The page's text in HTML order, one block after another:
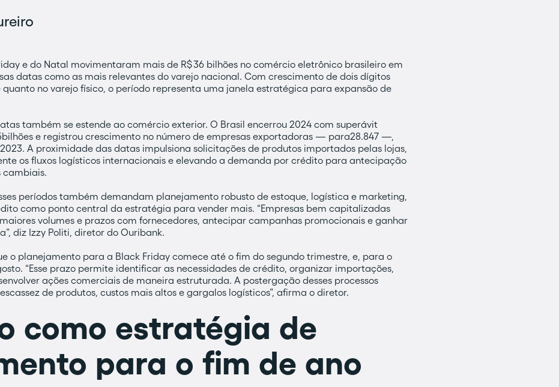
e do Natal movimentaram mais de R$ 36 bilhões no comércio eletrônico brasileiro em
datas como as mais relevantes do varejo nacional. Com crescimento de dois dígitos
no varejo físico, o período representa uma janela estratégica para expansão de
também se estende ao comércio exterior. O Brasil encerrou 2024 com superávit
e registrou crescimento no número de empresas exportadoras — para28.847 —,
2023. A proximidade das datas impulsiona solicitações de produtos importados pelas lojas,
os fluxos logísticos internacionais e elevando a demanda por crédito para antecipação
cambiais.
períodos também demandam planejamento robusto de estoque, logística e marketing,
como ponto central da estratégia para vender mais. “Empresas bem capitalizadas
volumes e prazos com fornecedores, antecipar campanhas promocionais e ganhar
diz Izzy Politi, diretor do Ouribank.
o planejamento para a Black Friday comece até o fim do segundo trimestre, e, para o
“Esse prazo permite identificar as necessidades de crédito, organizar importações,
ações comerciais de maneira estruturada. A postergação desses processos
de produtos, custos mais altos e gargalos logísticos”, afirma o diretor.
como estratégia de
para o fim de ano